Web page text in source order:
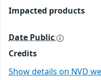
Impacted products
Date Public
Credits
Show details on NVD